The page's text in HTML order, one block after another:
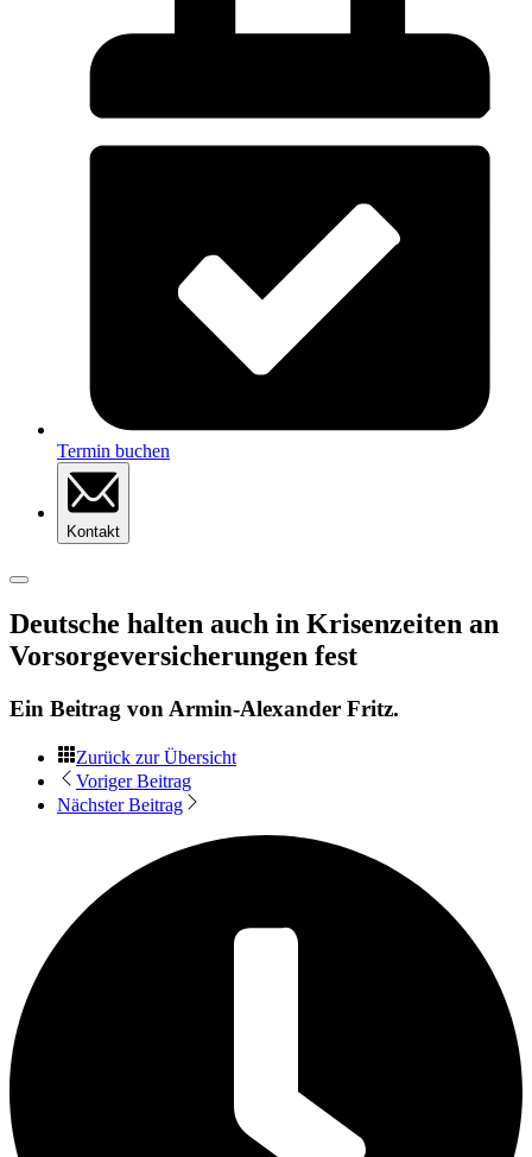
Termin buchen
Kontakt
Deutsche halten auch in Krisenzeiten an
Vorsorgeversicherungen fest
Ein Beitrag von Armin-Alexander Fritz.
Zurück zur Übersicht
Voriger Beitrag
Nächster Beitrag